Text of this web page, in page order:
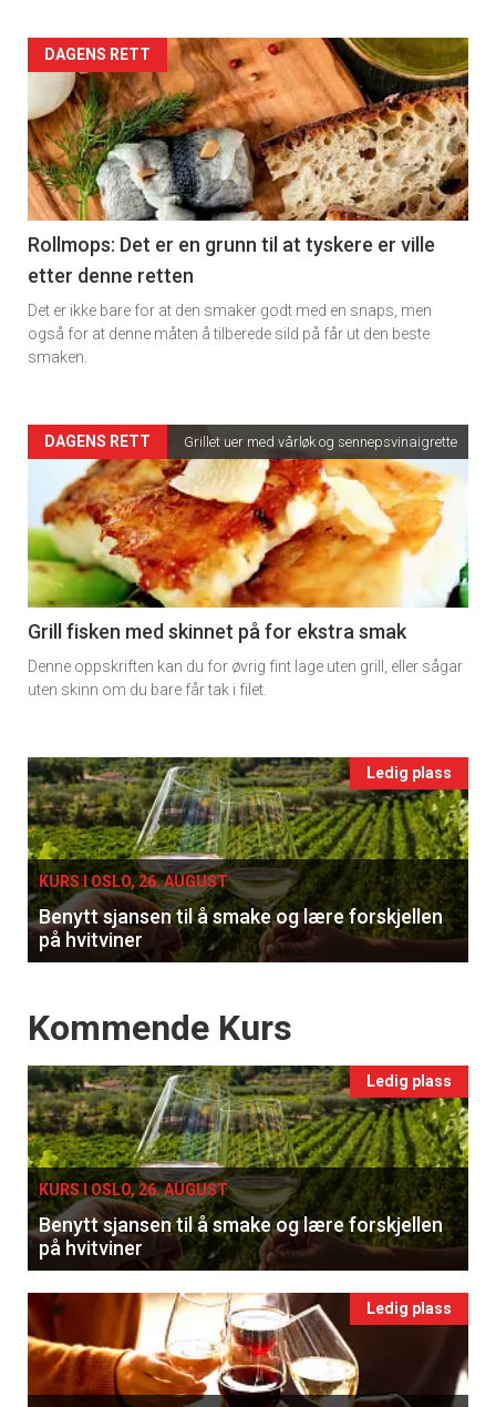
rett
Artikler
detail
-
section
11
Dagens
rett
DAGENS RETT
Rollmops: Det er en grunn til at tyskere er ville
etter denne retten
Det er ikke bare for at den smaker godt med en snaps, men
også for at denne måten å tilberede sild på får ut den beste
smaken.
Artikler
detail
-
section
11
Ukens
DAGENS RETT Grillet uer med vårløk og sennepsvinaigrette
Grill fisken med skinnet på for ekstra smak
Denne oppskriften kan du for øvrig fint lage uten grill, eller sågar
uten skinn om du bare får tak i filet.
Events
single
Ledig plass
KURS I OSLO, 26. AUGUST
Benytt sjansen til å smake og lære forskjellen
på hvitviner
Events
Kommende Kurs
Ledig plass
KURS I OSLO, 26. AUGUST
Benytt sjansen til å smake og lære forskjellen
på hvitviner
Ledig plass